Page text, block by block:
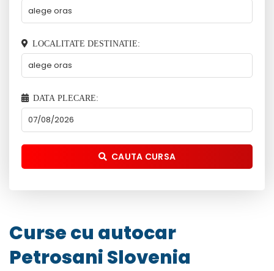
LOCALITATE DESTINATIE:
DATA PLECARE:
CAUTA CURSA
Curse cu autocar
Petrosani Slovenia